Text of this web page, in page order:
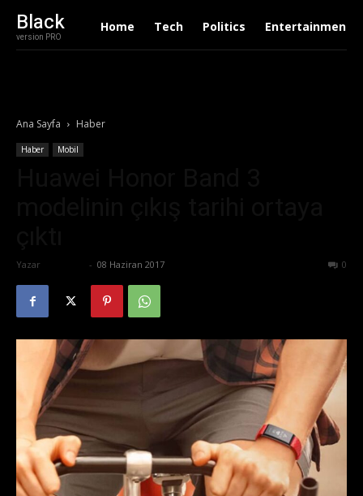
Black
version PRO
Home Tech Politics Entertainment
Ana Sayfa Haber
Haber Mobil
Yazar - 08 Haziran 2017 0